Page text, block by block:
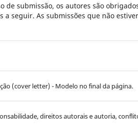
de submissão, os autores são
a seguir. As submissões que não
(cover letter) - Modelo no final da página.
direitos autorais e autoria,